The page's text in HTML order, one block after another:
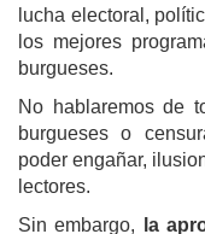
lucha electoral,
los mejores
burgueses.
No hablaremos de
burgueses o
poder engañar,
lectores.
Sin embargo,
la